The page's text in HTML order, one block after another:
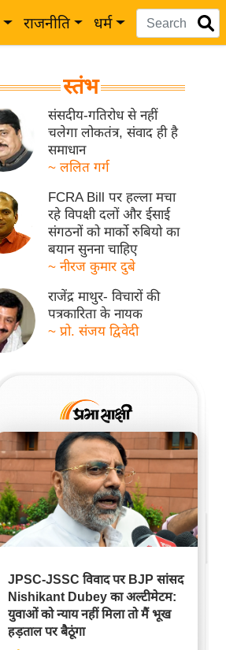
राजनीति धर्म
स्तंभ
संसदीय-गतिरोध से नहीं
चलेगा लोकतंत्र, संवाद ही है
समाधान
~ ललित गर्ग
FCRA Bill पर हल्ला मचा
रहे विपक्षी दलों और ईसाई
संगठनों को मार्को रुबियो का
बयान सुनना चाहिए
~ नीरज कुमार दुबे
राजेंद्र माथुर- विचारों की
पत्रकारिता के नायक
~ प्रो. संजय द्विवेदी
JPSC-JSSC विवाद पर BJP सांसद
Nishikant Dubey का अल्टीमेटम:
युवाओं को न्याय नहीं मिला तो मैं भूख
हड़ताल पर बैठूंगा